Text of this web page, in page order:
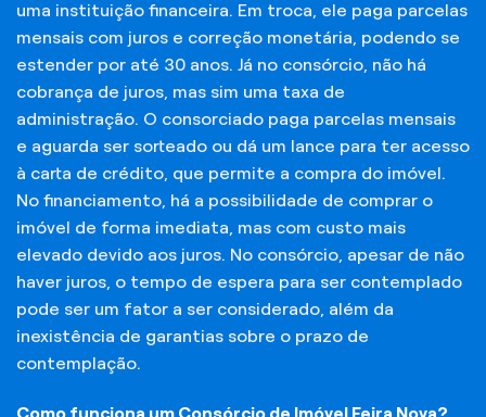
uma instituição financeira. Em troca, ele paga parcelas
mensais com juros e correção monetária, podendo se
estender por até 30 anos. Já no consórcio, não há
cobrança de juros, mas sim uma taxa de
administração. O consorciado paga parcelas mensais
e aguarda ser sorteado ou dá um lance para ter acesso
à carta de crédito, que permite a compra do imóvel.
No financiamento, há a possibilidade de comprar o
imóvel de forma imediata, mas com custo mais
elevado devido aos juros. No consórcio, apesar de não
haver juros, o tempo de espera para ser contemplado
pode ser um fator a ser considerado, além da
inexistência de garantias sobre o prazo de
contemplação.